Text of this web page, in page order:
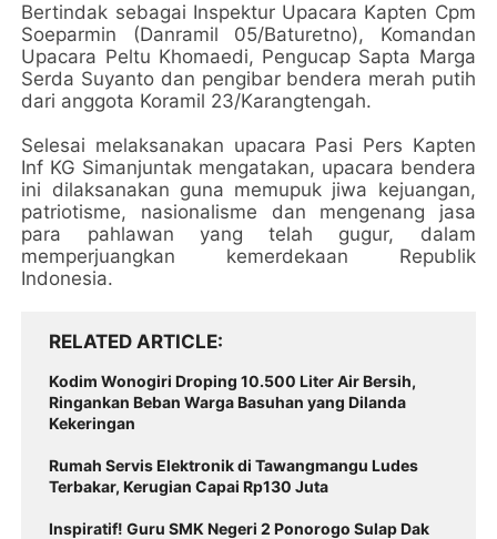
Bertindak sebagai Inspektur Upacara Kapten Cpm
Soeparmin (Danramil 05/Baturetno), Komandan
Upacara Peltu Khomaedi, Pengucap Sapta Marga
Serda Suyanto dan pengibar bendera merah putih
dari anggota Koramil 23/Karangtengah.
Selesai melaksanakan upacara Pasi Pers Kapten
Inf KG Simanjuntak mengatakan, upacara bendera
ini dilaksanakan guna memupuk jiwa kejuangan,
patriotisme, nasionalisme dan mengenang jasa
para pahlawan yang telah gugur, dalam
memperjuangkan kemerdekaan Republik
Indonesia.
RELATED ARTICLE
Kodim Wonogiri Droping 10.500 Liter Air Bersih,
Ringankan Beban Warga Basuhan yang Dilanda
Kekeringan
Rumah Servis Elektronik di Tawangmangu Ludes
Terbakar, Kerugian Capai Rp130 Juta
Inspiratif! Guru SMK Negeri 2 Ponorogo Sulap Dak